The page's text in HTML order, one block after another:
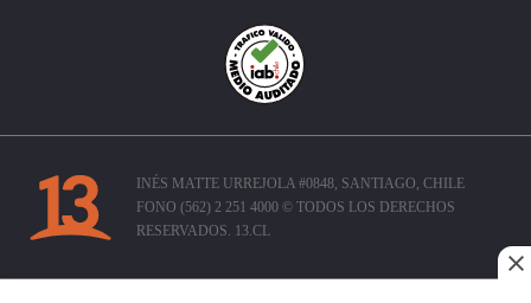
INÉS MATTE URREJOLA #0848, SANTIAGO, CHILE
FONO (562) 2 251 4000 © TODOS LOS DERECHOS
RESERVADOS. 13.CL